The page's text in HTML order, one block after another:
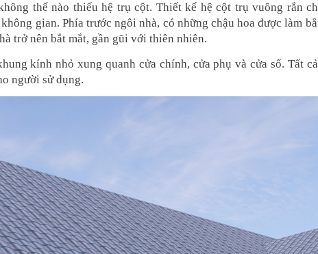
thể nào thiếu hệ trụ cột. Thiết kế hệ cột trụ vuông rắn
gian. Phía trước ngôi nhà, có những chậu hoa được làm
trở nên bắt mắt, gần gũi với thiên nhiên.
kính nhỏ xung quanh cửa chính, cửa phụ và cửa sổ. Tất
người sử dụng.